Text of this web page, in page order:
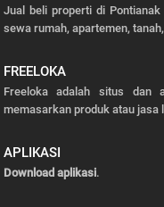
Jual beli properti di
sewa rumah, apartemen,
FREELOKA
Freeloka adalah situs dan
memasarkan produk atau jasa
APLIKASI
Download aplikasi.